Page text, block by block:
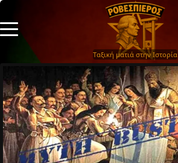
Ταξική ματιά στην Ιστορία